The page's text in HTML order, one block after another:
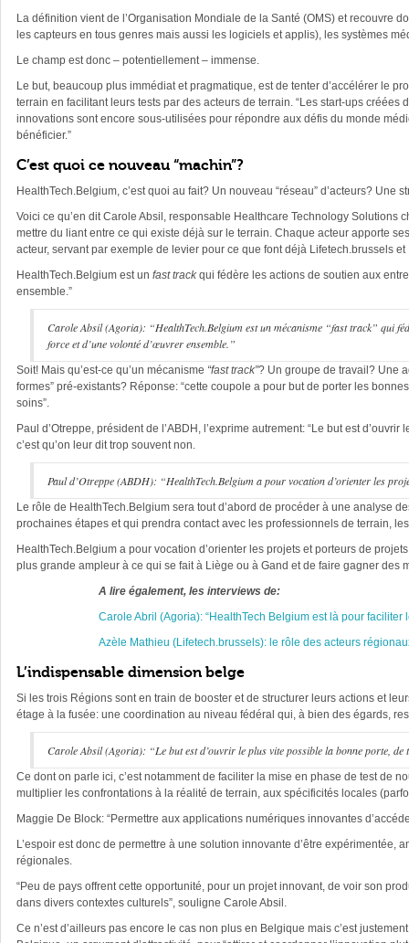
La définition vient de l’Organisation Mondiale de la Santé (OMS) et recouvre
les capteurs en tous genres mais aussi les logiciels et applis), les systèmes
Le champ est donc – potentiellement – immense.
Le but, beaucoup plus immédiat et pragmatique, est de tenter d’accélérer le
terrain en facilitant leurs tests par des acteurs de terrain. “Les start-ups
innovations sont encore sous-utilisées pour répondre aux défis du monde
bénéficier.”
C’est quoi ce nouveau “machin”?
HealthTech.Belgium, c’est quoi au fait? Un nouveau “réseau” d’acteurs?
Voici ce qu’en dit Carole Absil, responsable Healthcare Technology Solutions
mettre du liant entre ce qui existe déjà sur le terrain. Chaque acteur apporte
acteur, servant par exemple de levier pour ce que font déjà Lifetech.brussels
HealthTech.Belgium est un fast track qui fédère les actions de soutien aux
ensemble.”
Carole Absil (Agoria): “HealthTech.Belgium est un mécanisme “fast track” qui
force et d’une volonté d’œuvrer ensemble.”
Soit! Mais qu’est-ce qu’un mécanisme “fast track”? Un groupe de travail? Une
formes” pré-existants? Réponse: “cette coupole a pour but de porter les
soins”.
Paul d’Otreppe, président de l’ABDH, l’exprime autrement: “Le but est
c’est qu’on leur dit trop souvent non.
Paul d’Otreppe (ABDH): “HealthTech.Belgium a pour vocation d’orienter les
Le rôle de HealthTech.Belgium sera tout d’abord de procéder à une analyse
prochaines étapes et qui prendra contact avec les professionnels de terrain,
HealthTech.Belgium a pour vocation d’orienter les projets et porteurs de
plus grande ampleur à ce qui se fait à Liège ou à Gand et de faire gagner des
A lire également, les interviews de:
Carole Abril (Agoria): “HealthTech Belgium est là pour faciliter
Azèle Mathieu (Lifetech.brussels): le rôle des acteurs
L’indispensable dimension belge
Si les trois Régions sont en train de booster et de structurer leurs actions et
étage à la fusée: une coordination au niveau fédéral qui, à bien des égards,
Carole Absil (Agoria): “Le but est d’ouvrir le plus vite possible la bonne porte,
Ce dont on parle ici, c’est notamment de faciliter la mise en phase de test de
multiplier les confrontations à la réalité de terrain, aux spécificités locales
Maggie De Block: “Permettre aux applications numériques innovantes
L’espoir est donc de permettre à une solution innovante d’être
régionales.
“Peu de pays offrent cette opportunité, pour un projet innovant, de voir son
dans divers contextes culturels”, souligne Carole Absil.
Ce n’est d’ailleurs pas encore le cas non plus en Belgique mais c’est